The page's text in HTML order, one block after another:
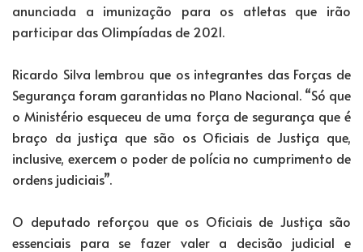
anunciada a imunização para os atletas que irão
participar das Olimpíadas de 2021.
Ricardo Silva lembrou que os integrantes das Forças de
Segurança foram garantidas no Plano Nacional. “Só que
o Ministério esqueceu de uma força de segurança que é
braço da justiça que são os Oficiais de Justiça que,
inclusive, exercem o poder de polícia no cumprimento de
ordens judiciais”.
O deputado reforçou que os Oficiais de Justiça são
essenciais para se fazer valer a decisão judicial e